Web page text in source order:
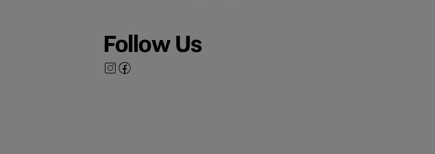
Follow Us